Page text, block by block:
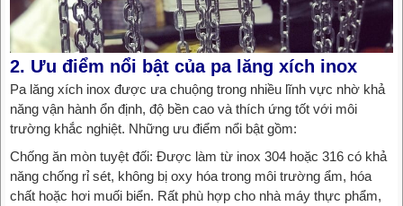
2. Ưu điểm nổi bật của pa lăng xích inox
Pa lăng xích inox được ưa chuộng trong nhiều lĩnh vực nhờ khả
năng vận hành ổn định, độ bền cao và thích ứng tốt với môi
trường khắc nghiệt. Những ưu điểm nổi bật gồm:
Chống ăn mòn tuyệt đối: Được làm từ inox 304 hoặc 316 có khả
năng chống rỉ sét, không bị oxy hóa trong môi trường ẩm, hóa
chất hoặc hơi muối biển. Rất phù hợp cho nhà máy thực phẩm,